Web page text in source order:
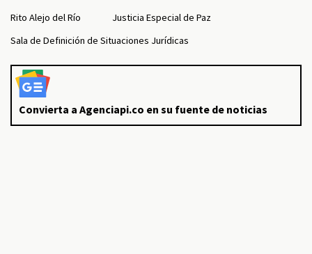
Rito Alejo del Río
Justicia Especial de Paz
Sala de Definición de Situaciones Jurídicas
Convierta a Agenciapi.co en su fuente de noticias